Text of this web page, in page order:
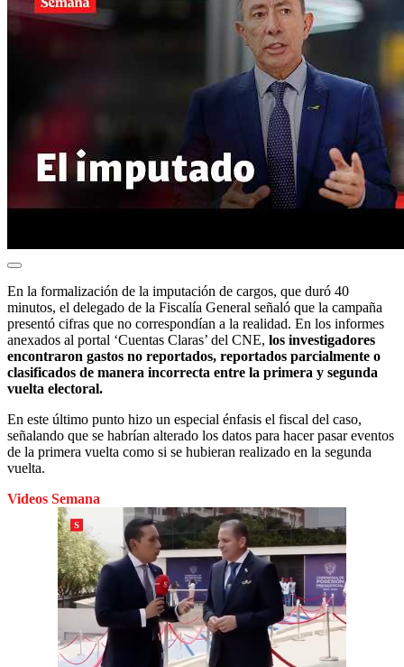
En la formalización de la imputación de cargos, que duró 40
minutos, el delegado de la Fiscalía General señaló que la campaña
presentó cifras que no correspondían a la realidad. En los informes
anexados al portal ‘Cuentas Claras’ del CNE, los investigadores
encontraron gastos no reportados, reportados parcialmente o
clasificados de manera incorrecta entre la primera y segunda
vuelta electoral.
En este último punto hizo un especial énfasis el fiscal del caso,
señalando que se habrían alterado los datos para hacer pasar eventos
de la primera vuelta como si se hubieran realizado en la segunda
vuelta.
Videos Semana